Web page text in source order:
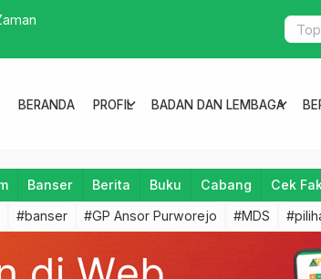
Kafilah
1445
BERANDA PROFIL
expand_more BADAN DAN LEMBAGA
expand_more
Banser Berita Buku Cabang Cek
#banser #GP Ansor Purworejo #MDS